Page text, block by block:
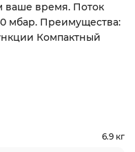
ваше время. Поток
мбар. Преимущества:
Компактный
6.9 кг